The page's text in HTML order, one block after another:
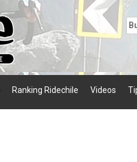
Ranking Ridechile Videos